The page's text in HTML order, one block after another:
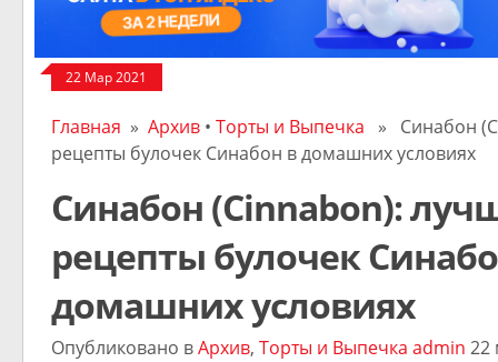
22 Мар 2021
Главная » Архив• Торты и Выпечка » Cинабон
рецепты булочек Синабон в домашних условиях
Cинабон (Cinnabon):
рецепты булочек
домашних условиях
Опубликовано вАрхив, Торты и Выпечка admin 22